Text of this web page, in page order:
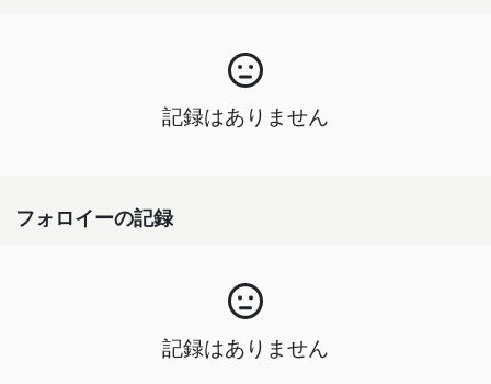
記録はありません
フォロイーの記録
記録はありません